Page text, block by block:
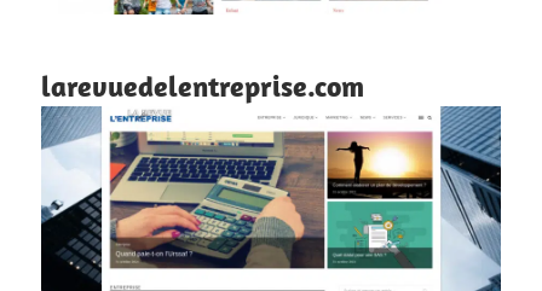
larevuedelentreprise.com